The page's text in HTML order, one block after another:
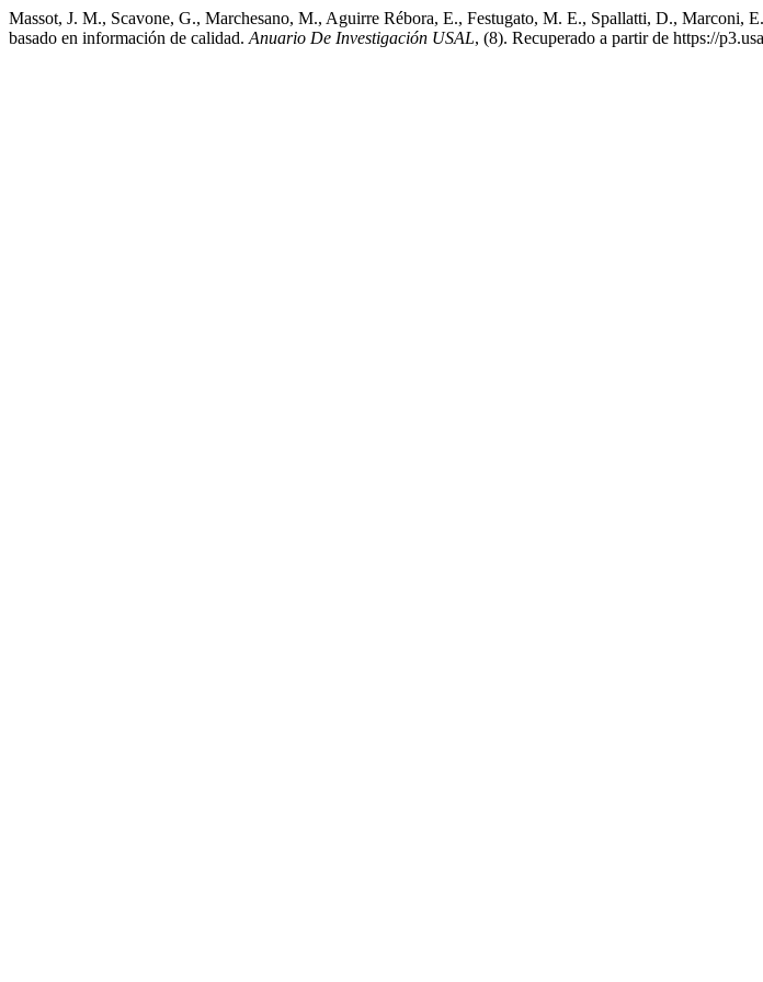
Massot, J. M., Scavone, G., Marchesano, M., Aguirre Rébora, E., Festugato, M. E., Spallatti, D., Marconi,
basado en información de calidad. Anuario De Investigación USAL, (8). Recuperado a partir de https://